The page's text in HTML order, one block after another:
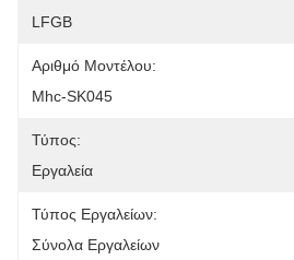
LFGB
Αριθμό Μοντέλου:
Mhc-SK045
Τύπος:
Εργαλεία
Τύπος Εργαλείων:
Σύνολα Εργαλείων